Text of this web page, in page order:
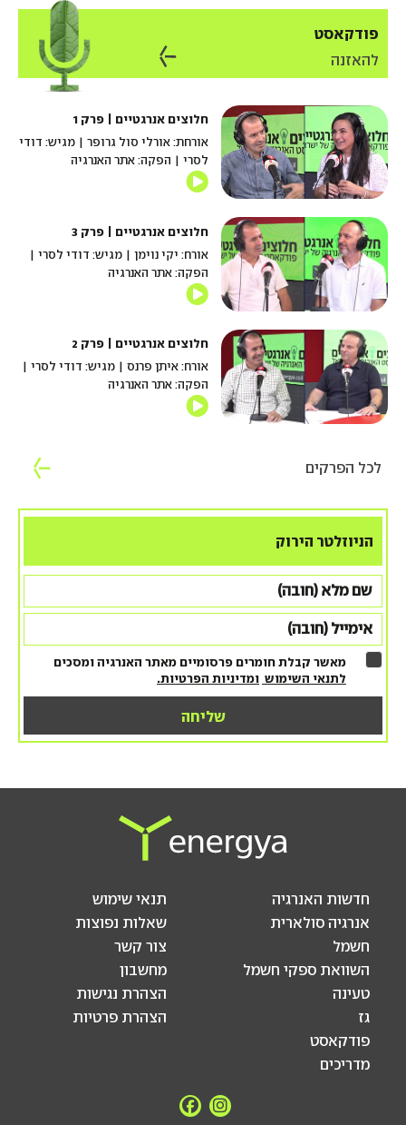
פודקאסט
להאזנה
חלוצים אנרגטיים | פרק 1
אורחת: אורלי סול גרופר | מגיש: דודי
לסרי | הפקה: אתר האנרגיה
חלוצים אנרגטיים | פרק 3
אורח: יקי נוימן | מגיש: דודי לסרי |
הפקה: אתר האנרגיה
חלוצים אנרגטיים | פרק 2
אורח: איתן פרנס | מגיש: דודי לסרי |
הפקה: אתר האנרגיה
לכל הפרקים
הניוזלטר הירוק
מאשר קבלת חומרים פרסומיים מאתר האנרגיה ומסכים
לתנאי השימוש ומדיניות הפרטיות.
חדשות האנרגיה
אנרגיה סולארית
חשמל
השוואת ספקי חשמל
טעינה
גז
פודקאסט
מדריכים
תנאי שימוש
שאלות נפוצות
צור קשר
מחשבון
הצהרת נגישות
הצהרת פרטיות